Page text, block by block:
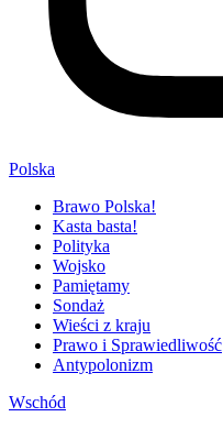
Polska
Brawo Polska!
Kasta basta!
Polityka
Wojsko
Pamiętamy
Sondaż
Wieści z kraju
Prawo i Sprawiedliwość
Antypolonizm
Wschód